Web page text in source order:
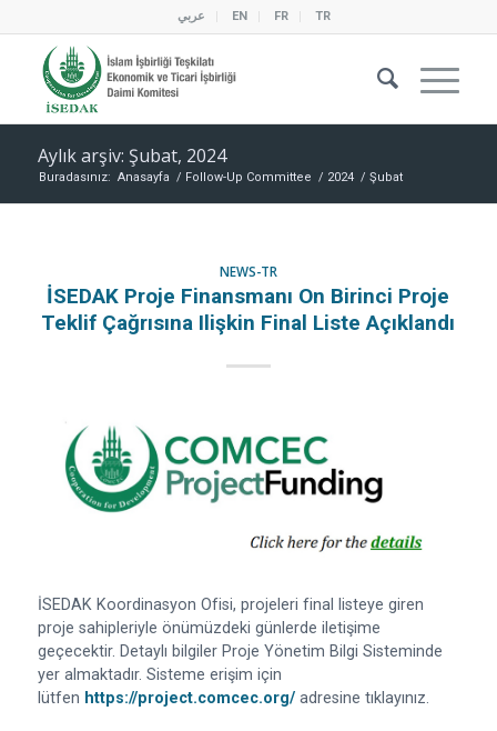
عربي EN FR TR
Aylık arşiv: Şubat, 2024
Buradasınız: Anasayfa / Follow-Up Committee / 2024 / Şubat
NEWS-TR
İSEDAK Proje Finansmanı On Birinci Proje
Teklif Çağrısına Ilişkin Final Liste Açıklandı
İSEDAK Koordinasyon Ofisi, projeleri final listeye giren
proje sahipleriyle önümüzdeki günlerde iletişime
geçecektir. Detaylı bilgiler Proje Yönetim Bilgi Sisteminde
yer almaktadır. Sisteme erişim için
lütfen https://project.comcec.org/adresine tıklayınız.